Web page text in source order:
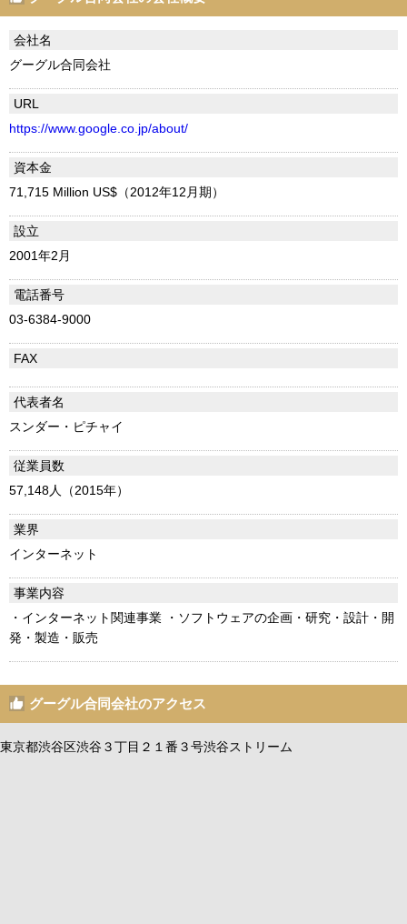
会社名
グーグル合同会社
URL
https://www.google.co.jp/about/
資本金
71,715 Million US$（2012年12月期）
設立
2001年2月
電話番号
03-6384-9000
FAX
代表者名
スンダー・ピチャイ
従業員数
57,148人（2015年）
業界
インターネット
事業内容
・インターネット関連事業 ・ソフトウェアの企画・研究・設計・開
発・製造・販売
グーグル合同会社のアクセス
東京都渋谷区渋谷３丁目２１番３号渋谷ストリーム